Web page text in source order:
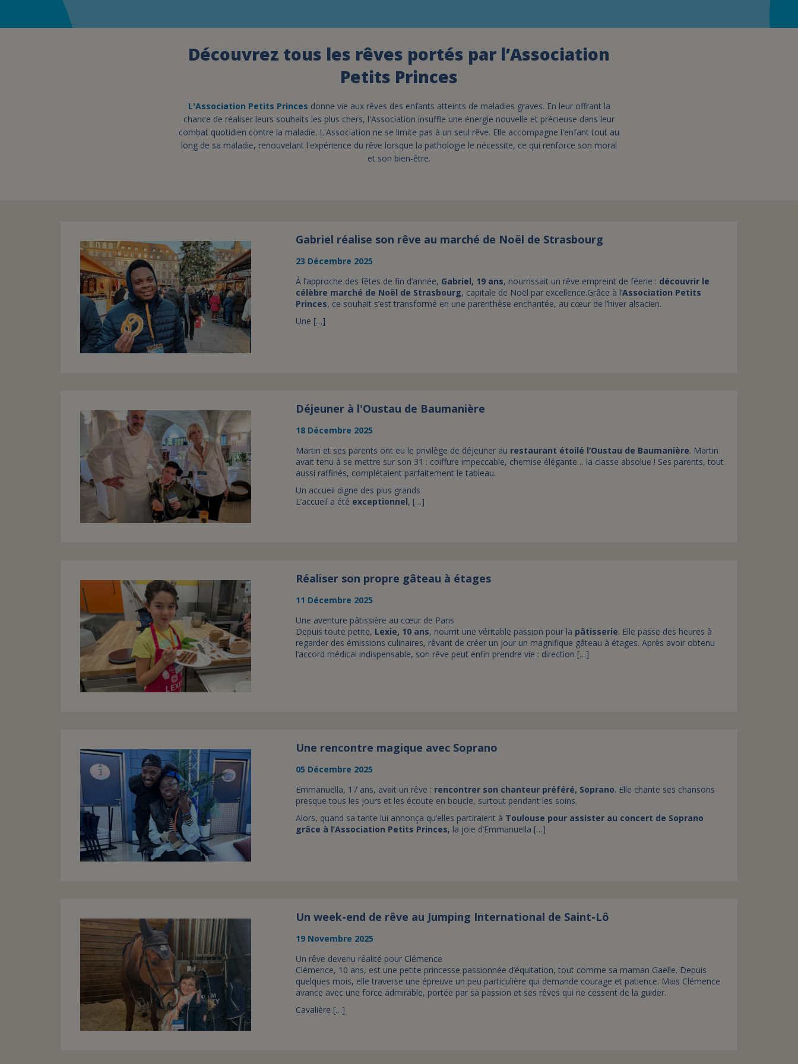
Découvrez tous les rêves portés par l’Association
Petits Princes
L'Association Petits Princes donne vie aux rêves des enfants atteints de maladies graves. En leur offrant la
chance de réaliser leurs souhaits les plus chers, l'Association insuffle une énergie nouvelle et précieuse dans leur
combat quotidien contre la maladie. L'Association ne se limite pas à un seul rêve. Elle accompagne l'enfant tout au
long de sa maladie, renouvelant l'expérience du rêve lorsque la pathologie le nécessite, ce qui renforce son moral
et son bien-être.
Gabriel réalise son rêve au marché de Noël de Strasbourg
23 Décembre 2025
À l’approche des fêtes de fin d’année, Gabriel, 19 ans, nourrissait un rêve empreint de féerie : découvrir le
célèbre marché de Noël de Strasbourg, capitale de Noël par excellence.Grâce à l’Association Petits
Princes, ce souhait s’est transformé en une parenthèse enchantée, au cœur de l’hiver alsacien.
Une […]
Déjeuner à l'Oustau de Baumanière
18 Décembre 2025
Martin et ses parents ont eu le privilège de déjeuner au restaurant étoilé l’Oustau de Baumanière. Martin
avait tenu à se mettre sur son 31 : coiffure impeccable, chemise élégante… la classe absolue ! Ses parents, tout
aussi raffinés, complétaient parfaitement le tableau.
Un accueil digne des plus grands
L’accueil a été exceptionnel, […]
Réaliser son propre gâteau à étages
11 Décembre 2025
Une aventure pâtissière au cœur de Paris
Depuis toute petite, Lexie, 10 ans, nourrit une véritable passion pour la pâtisserie. Elle passe des heures à
regarder des émissions culinaires, rêvant de créer un jour un magnifique gâteau à étages. Après avoir obtenu
l’accord médical indispensable, son rêve peut enfin prendre vie : direction […]
Une rencontre magique avec Soprano
05 Décembre 2025
Emmanuella, 17 ans, avait un rêve : rencontrer son chanteur préféré, Soprano. Elle chante ses chansons
presque tous les jours et les écoute en boucle, surtout pendant les soins.
Alors, quand sa tante lui annonça qu’elles partiraient à Toulouse pour assister au concert de Soprano
grâce à l’Association Petits Princes, la joie d’Emmanuella […]
Un week-end de rêve au Jumping International de Saint-Lô
19 Novembre 2025
Un rêve devenu réalité pour Clémence
Clémence, 10 ans, est une petite princesse passionnée d’équitation, tout comme sa maman Gaëlle. Depuis
quelques mois, elle traverse une épreuve un peu particulière qui demande courage et patience. Mais Clémence
avance avec une force admirable, portée par sa passion et ses rêves qui ne cessent de la guider.
Cavalière […]